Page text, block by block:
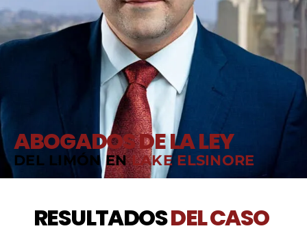
ABOGADOS DE LA LEY
DEL LIMÓN ENLAKE ELSINORE
RESULTADOSDEL CASO